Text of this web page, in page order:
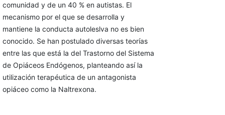
comunidad y de un 40 % en autistas. El
mecanismo por el que se desarrolla y
mantiene la conducta autoleslva no es bien
conocido. Se han postulado diversas teorías
entre las que está la del Trastorno del Sistema
de Opiáceos Endógenos, planteando así la
utilización terapéutica de un antagonista
opiáceo como la Naltrexona.